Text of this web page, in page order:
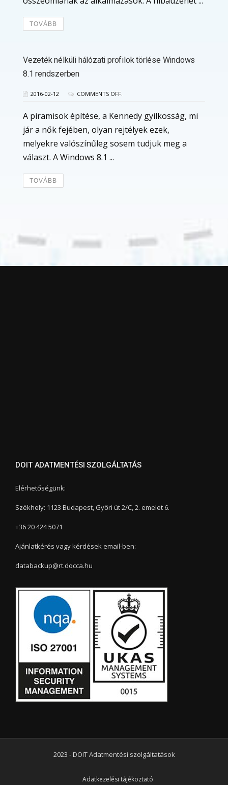
TOVÁBB
Vezeték nélküli hálózati profilok törlése Windows
8.1 rendszerben
2016-02-12 COMMENTS OFF.
A piramisok építése, a Kennedy gyilkosság, mi
jár a nők fejében, olyan rejtélyek ezek,
melyekre valószínűleg sosem tudjuk meg a
választ. A Windows 8.1 ...
TOVÁBB
DOIT ADATMENTÉSI SZOLGÁLTATÁS
Elérhetőségünk:
Székhely: 1123 Budapest, Győri út 2/C, 2. emelet 6.
+36 20 424 5071
Ajánlatkérés vagy kérdések email-ben:
databackup@rt.docca.hu
2023 - DOIT Adatmentési szolgáltatások
Adatkezelési tájékoztató